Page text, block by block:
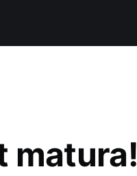
matura!